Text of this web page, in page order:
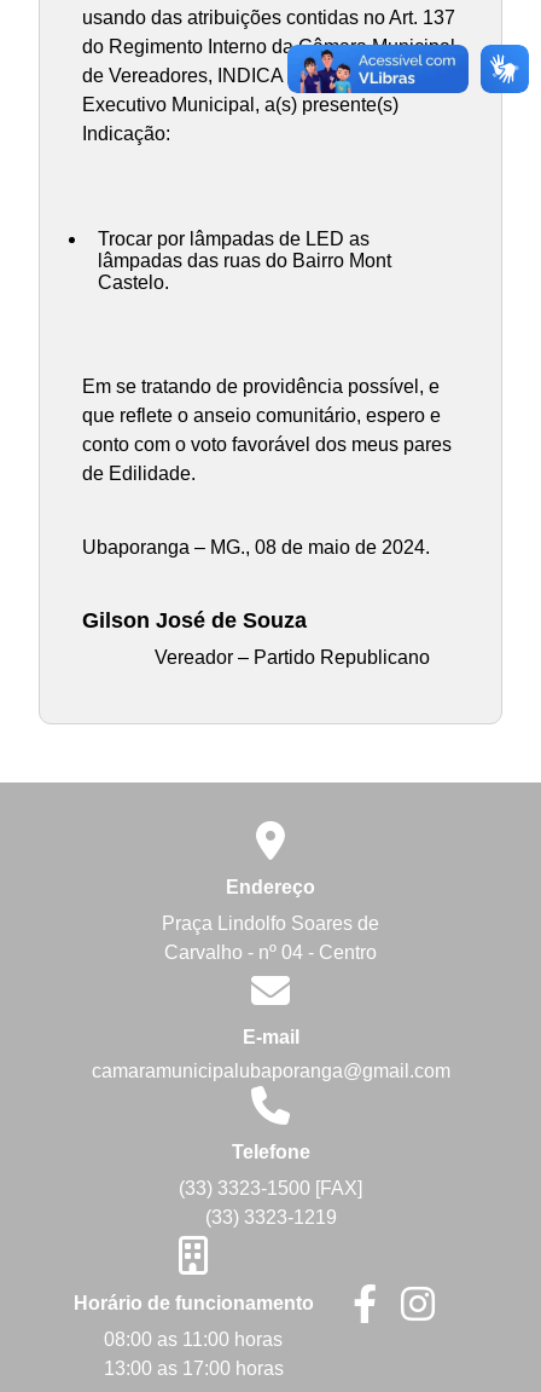
usando das atribuições contidas no Art. 137
do Regimento Interno da Câmara Municipal
de Vereadores, INDICA ao Chefe do Poder
Executivo Municipal, a(s) presente(s)
Indicação:
Trocar por lâmpadas de LED as
lâmpadas das ruas do Bairro Mont
Castelo.
Em se tratando de providência possível, e
que reflete o anseio comunitário, espero e
conto com o voto favorável dos meus pares
de Edilidade.
Ubaporanga – MG., 08 de maio de 2024.
Gilson José de Souza
Vereador – Partido Republicano
Endereço
Praça Lindolfo Soares de
Carvalho - nº 04 - Centro
E-mail
camaramunicipalubaporanga@gmail.com
Telefone
(33) 3323-1500 [FAX]
(33) 3323-1219
Horário de funcionamento
08:00 as 11:00 horas
13:00 as 17:00 horas